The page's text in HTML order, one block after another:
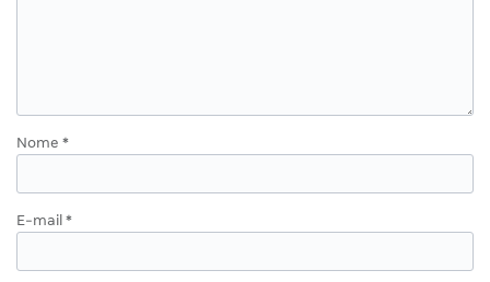
Nome *
E-mail *